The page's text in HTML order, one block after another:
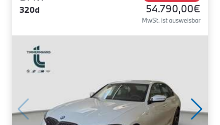
320d 54.790,00€
MwSt. ist ausweisbar